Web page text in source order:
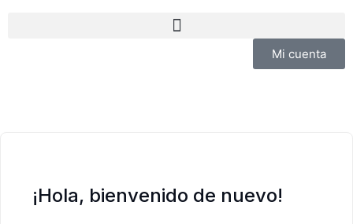
Mi cuenta
¡Hola, bienvenido de nuevo!